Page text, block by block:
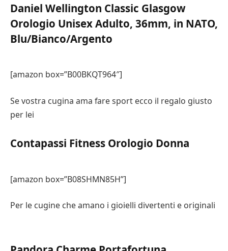
Daniel Wellington Classic Glasgow
Orologio Unisex Adulto, 36mm, in NATO,
Blu/Bianco/Argento
[amazon box=”B00BKQT964″]
Se vostra cugina ama fare sport ecco il regalo giusto
per lei
Contapassi Fitness Orologio Donna
[amazon box=”B08SHMN85H”]
Per le cugine che amano i gioielli divertenti e originali